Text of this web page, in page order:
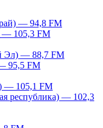
— 94,8 FM
— 105,3 FM
Эл) — 88,7 FM
95,5 FM
— 105,1 FM
республика) — 102,3